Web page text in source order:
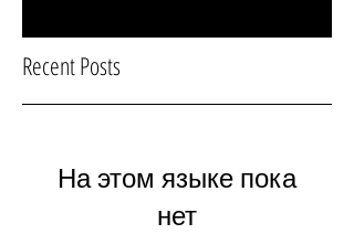
Recent Posts
На этом языке пока
нет